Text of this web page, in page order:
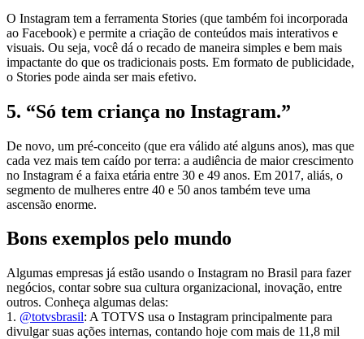
O Instagram tem a ferramenta Stories (que também foi incorporada
ao Facebook) e permite a criação de conteúdos mais interativos e
visuais. Ou seja, você dá o recado de maneira simples e bem mais
impactante do que os tradicionais posts. Em formato de publicidade,
o Stories pode ainda ser mais efetivo.
5. “Só tem criança no Instagram.”
De novo, um pré-conceito (que era válido até alguns anos), mas que
cada vez mais tem caído por terra: a audiência de maior crescimento
no Instagram é a faixa etária entre 30 e 49 anos. Em 2017, aliás, o
segmento de mulheres entre 40 e 50 anos também teve uma
ascensão enorme.
Bons exemplos pelo mundo
Algumas empresas já estão usando o Instagram no Brasil para fazer
negócios, contar sobre sua cultura organizacional, inovação, entre
outros. Conheça algumas delas:
1. @totvsbrasil: A TOTVS usa o Instagram principalmente para
divulgar suas ações internas, contando hoje com mais de 11,8 mil